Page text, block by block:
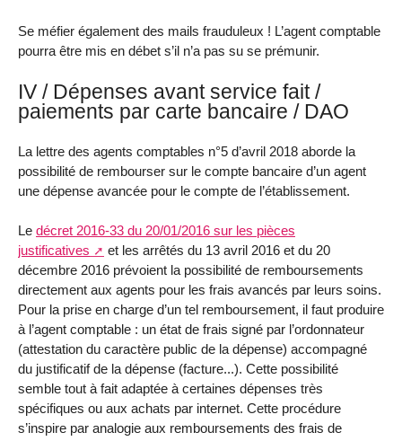
Se méfier également des mails frauduleux ! L’agent comptable
pourra être mis en débet s’il n’a pas su se prémunir.
IV / Dépenses avant service fait /
paiements par carte bancaire / DAO
La lettre des agents comptables n°5 d’avril 2018 aborde la
possibilité de rembourser sur le compte bancaire d’un agent
une dépense avancée pour le compte de l’établissement.
Le décret 2016-33 du 20/01/2016 sur les pièces
justificatives
et les arrêtés du 13 avril 2016 et du 20
décembre 2016 prévoient la possibilité de remboursements
directement aux agents pour les frais avancés par leurs soins.
Pour la prise en charge d’un tel remboursement, il faut produire
à l’agent comptable : un état de frais signé par l’ordonnateur
(attestation du caractère public de la dépense) accompagné
du justificatif de la dépense (facture...). Cette possibilité
semble tout à fait adaptée à certaines dépenses très
spécifiques ou aux achats par internet. Cette procédure
s’inspire par analogie aux remboursements des frais de